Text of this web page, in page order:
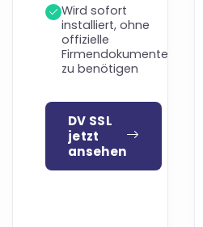
Wird sofort
installiert, ohne
offizielle
Firmendokumente
zu benötigen
DV SSL
jetzt
ansehen